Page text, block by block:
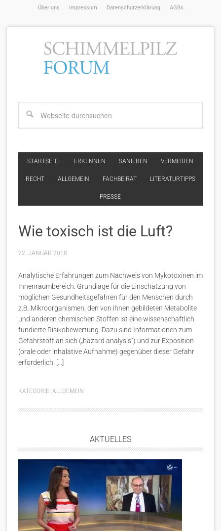
Über uns Impressum Datenschutzerklärung AGBs
STARTSEITE ERKENNEN SANIEREN VERMEIDEN
RECHT ALLGEMEIN FACHBEIRAT LITERATURTIPPS
PRESSE
Wie toxisch ist die Luft?
22. JANUAR 2018
Analytische Erfahrungen zum Nachweis von Mykotoxinen im
Innenraumbereich. Grundlage für die Einschätzung von
möglichen Gesundheitsgefahren für den Menschen durch
z.B. Mikroorganismen, den von ihnen gebildeten Metabolite
und anderen chemischen Stoffen ist eine wissenschaftlich
fundierte Risikobewertung. Dazu sind Informationen zum
Gefahrstoff an sich („hazard analysis“) und zur Exposition
(orale oder inhalative Aufnahme) gegenüber dieser Gefahr
erforderlich. […]
KATEGORIE: ALLGEMEIN
AKTUELLES